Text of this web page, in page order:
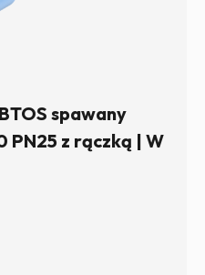
spawany
PN25 z rączką | W